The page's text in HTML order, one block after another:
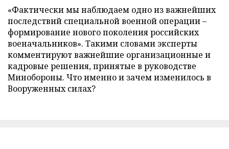
«Фактически мы наблюдаем одно из важнейших
последствий специальной военной операции –
формирование нового поколения российских
военачальников». Такими словами эксперты
комментируют важнейшие организационные и
кадровые решения, принятые в руководстве
Минобороны. Что именно и зачем изменилось в
Вооруженных силах?